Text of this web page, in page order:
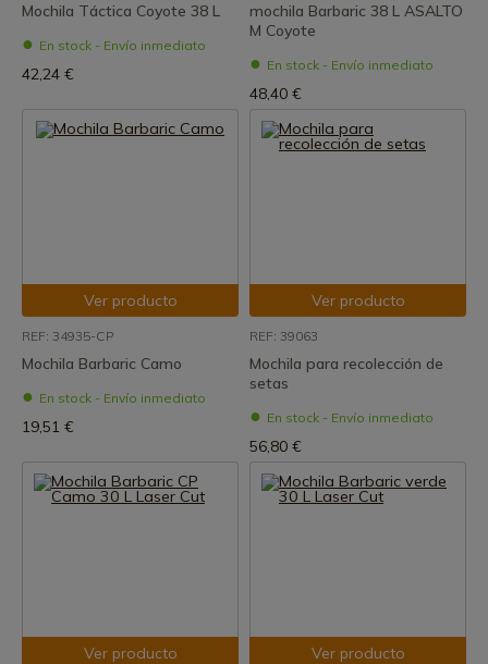
Mochila Táctica Coyote 38 L
En stock - Envío inmediato
42,24 €
mochila Barbaric 38 L ASALTO
M Coyote
En stock - Envío inmediato
48,40 €
Ver producto
REF: 34935-CP
Mochila Barbaric Camo
En stock - Envío inmediato
19,51 €
Ver producto
REF: 39063
Mochila para recolección de
setas
En stock - Envío inmediato
56,80 €
Ver producto Ver producto